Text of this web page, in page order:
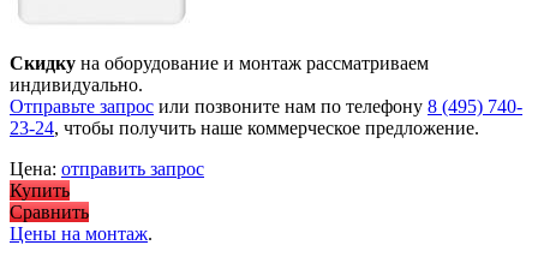
Скидку на оборудование и монтаж рассматриваем
индивидуально.
Отправьте запрос или позвоните нам по телефону 8 (495) 740-
23-24, чтобы получить наше коммерческое предложение.
Цена: отправить запрос
Купить
Сравнить
Цены на монтаж.